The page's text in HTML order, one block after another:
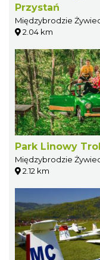
Przystań
Międzybrodzie
2.04 km
Park Linowy
Międzybrodzie
2.12 km